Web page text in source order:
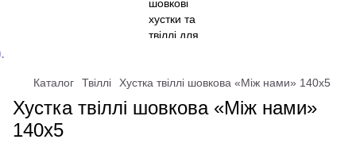
Каталог Твіллі Хустка твіллі шовкова «Між нами» 140x5
Хустка твіллі шовкова «Між нами»
140x5